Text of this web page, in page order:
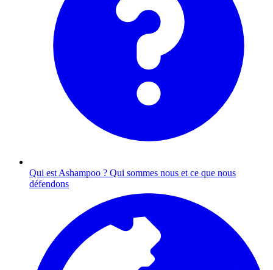
Qui est Ashampoo ? Qui sommes nous et ce que nous
défendons